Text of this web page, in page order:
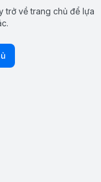
trở về trang chủ để lựa